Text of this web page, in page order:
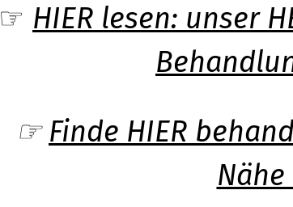
☞ HIER lesen: unser
☞ Finde HIER